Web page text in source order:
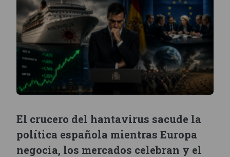
El crucero del hantavirus sacude la
política española mientras Europa
negocia, los mercados celebran y el